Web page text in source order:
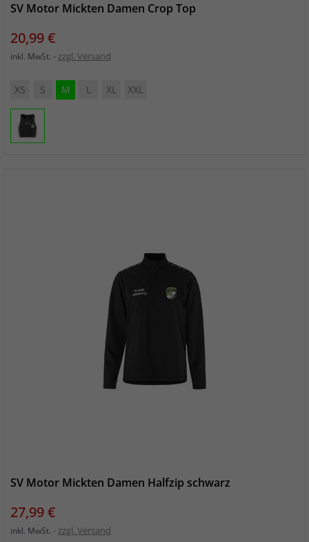
SV Motor Mickten Damen Crop Top
Preis
20,99 €
inkl. MwSt. zzgl. Versand
XS S M L XL XXL
SV Motor Mickten Damen Halfzip schwarz
Preis
27,99 €
inkl. MwSt. zzgl. Versand